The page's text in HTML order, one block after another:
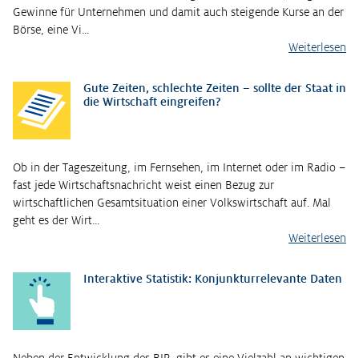
Gewinne für Unternehmen und damit auch steigende Kurse an der
Börse, eine Vi…
Weiterlesen
Gute Zeiten, schlechte Zeiten – sollte der Staat in
die Wirtschaft eingreifen?
Ob in der Tageszeitung, im Fernsehen, im Internet oder im Radio –
fast jede Wirtschaftsnachricht weist einen Bezug zur
wirtschaftlichen Gesamtsituation einer Volkswirtschaft auf. Mal
geht es der Wirt…
Weiterlesen
Interaktive Statistik: Konjunkturrelevante Daten